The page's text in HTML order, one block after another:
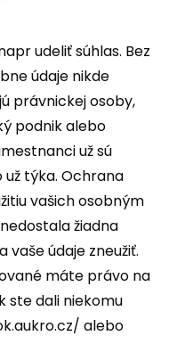
udeliť súhlas. Bez
údaje nikde
právnickej osoby,
podnik alebo
už sú
už týka. Ochrana
vašich osobným
žiadna
vaše údaje zneužiť.
máte právo na
ste dali niekomu
alebo